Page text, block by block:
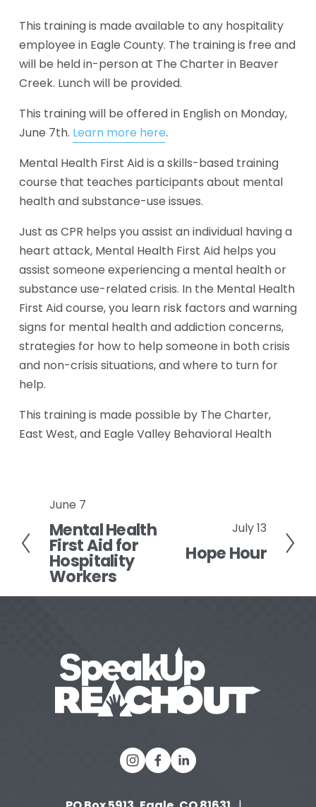
This training is made available to any hospitality
employee in Eagle County. The training is free and
will be held in-person at The Charter in Beaver
Creek. Lunch will be provided.
This training will be offered in English on Monday,
June 7th. Learn more here.
Mental Health First Aid is a skills-based training
course that teaches participants about mental
health and substance-use issues.
Just as CPR helps you assist an individual having a
heart attack, Mental Health First Aid helps you
assist someone experiencing a mental health or
substance use-related crisis. In the Mental Health
First Aid course, you learn risk factors and warning
signs for mental health and addiction concerns,
strategies for how to help someone in both crisis
and non-crisis situations, and where to turn for
help.
This training is made possible by The Charter,
East West, and Eagle Valley Behavioral Health
P
r
e
v
June 7
Mental Health
First Aid for
Hospitality
Workers
e
July 13
Hope Hour